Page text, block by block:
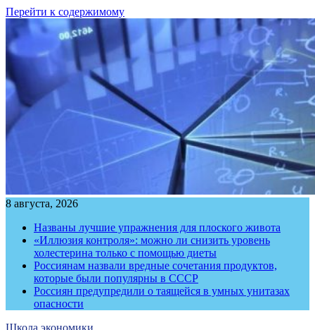
Перейти к содержимому
8 августа, 2026
Названы лучшие упражнения для плоского живота
«Иллюзия контроля»: можно ли снизить уровень
холестерина только с помощью диеты
Россиянам назвали вредные сочетания продуктов,
которые были популярны в СССР
Россиян предупредили о таящейся в умных унитазах
опасности
Школа экономики